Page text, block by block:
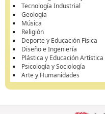
Tecnología Industrial
Geología
Música
Religión
Deporte y Educación Física
Diseño e Ingeniería
Plástica y Educación Artística
Psicología y Sociología
Arte y Humanidades